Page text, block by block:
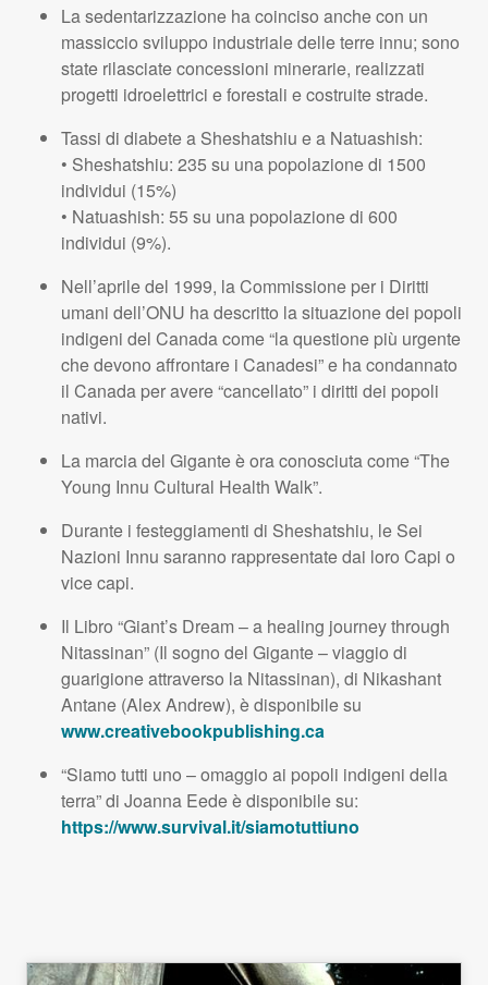
La sedentarizzazione ha coinciso anche con un
massiccio sviluppo industriale delle terre innu; sono
state rilasciate concessioni minerarie, realizzati
progetti idroelettrici e forestali e costruite strade.
Tassi di diabete a Sheshatshiu e a Natuashish:
• Sheshatshiu: 235 su una popolazione di 1500
individui (15%)
• Natuashish: 55 su una popolazione di 600
individui (9%).
Nell’aprile del 1999, la Commissione per i Diritti
umani dell’ONU ha descritto la situazione dei popoli
indigeni del Canada come “la questione più urgente
che devono affrontare i Canadesi” e ha condannato
il Canada per avere “cancellato” i diritti dei popoli
nativi.
La marcia del Gigante è ora conosciuta come “The
Young Innu Cultural Health Walk”.
Durante i festeggiamenti di Sheshatshiu, le Sei
Nazioni Innu saranno rappresentate dai loro Capi o
vice capi.
Il Libro “Giant’s Dream – a healing journey through
Nitassinan” (Il sogno del Gigante – viaggio di
guarigione attraverso la Nitassinan), di Nikashant
Antane (Alex Andrew), è disponibile su
www.creativebookpublishing.ca
“Siamo tutti uno – omaggio ai popoli indigeni della
terra” di Joanna Eede è disponibile su:
https://www.survival.it/siamotuttiuno